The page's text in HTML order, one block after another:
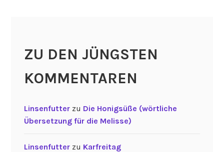
ZU DEN JÜNGSTEN
KOMMENTAREN
Linsenfutterzu Die Honigsüße (wörtliche
Übersetzung für die Melisse)
Linsenfutterzu Karfreitag